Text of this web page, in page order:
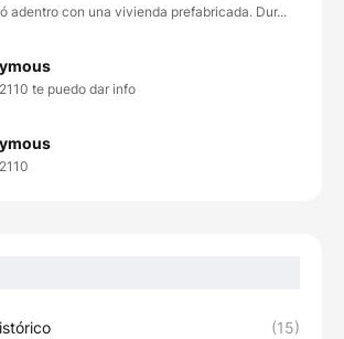
adentro con una vivienda prefabricada. Dur...
te puedo dar info
(15)